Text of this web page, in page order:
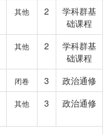
其他 2
学科群基
础课程
其他 2
学科群基
础课程
闭卷 3
政治通修
其他 3 政治通修